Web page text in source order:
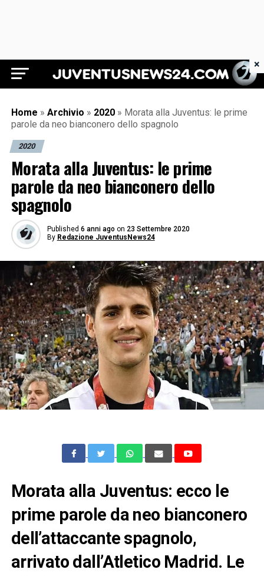
Juventus News 24
Home » Archivio » 2020 » Morata alla Juventus: le prime
parole da neo bianconero dello spagnolo
2020
Morata alla Juventus: le prime
parole da neo bianconero dello
spagnolo
Published 6 anni ago on 23 Settembre 2020
By Redazione JuventusNews24
Morata alla Juventus: ecco le
prime parole da neo bianconero
dell’attaccante spagnolo,
arrivato dall’Atletico Madrid. Le
×